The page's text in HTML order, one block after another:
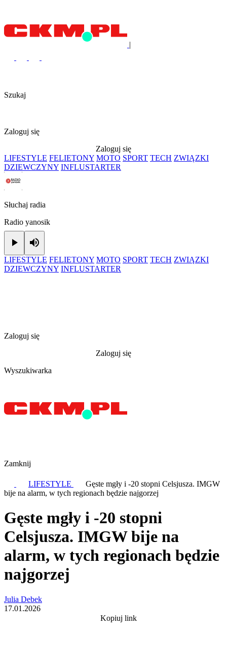
|
Szukaj
Zaloguj się
Zaloguj się
LIFESTYLE FELIETONY MOTO SPORT TECH ZWIĄZKI
DZIEWCZYNY INFLUSTARTER
Słuchaj radia
Radio yanosik
Play
LIFESTYLE FELIETONY MOTO SPORT TECH ZWIĄZKI
DZIEWCZYNY INFLUSTARTER
Zaloguj się
Zaloguj się
Wyszukiwarka
Zamknij
LIFESTYLE
Gęste mgły i -20 stopni Celsjusza. IMGW
bije na alarm, w tych regionach będzie najgorzej
Gęste mgły i -20 stopni
Celsjusza. IMGW bije na
alarm, w tych regionach będzie
najgorzej
Julia Debek
17.01.2026
Kopiuj link